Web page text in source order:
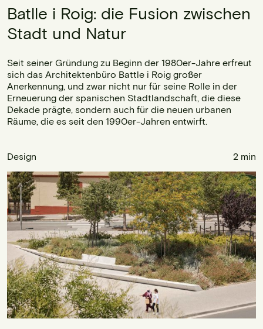
Batlle i Roig: die Fusion zwischen
Stadt und Natur
Seit seiner Gründung zu Beginn der 1980er-Jahre erfreut
sich das Architektenbüro Battle i Roig großer
Anerkennung, und zwar nicht nur für seine Rolle in der
Erneuerung der spanischen Stadtlandschaft, die diese
Dekade prägte, sondern auch für die neuen urbanen
Räume, die es seit den 1990er-Jahren entwirft.
Design 2 min